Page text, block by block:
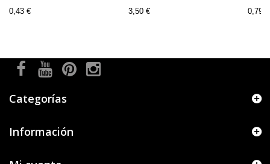
0,43 €
3,50 €
0,79 €
Categorías
Información